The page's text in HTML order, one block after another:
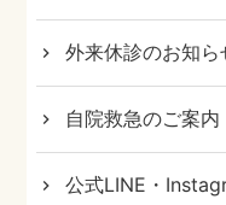
外来休診のお知ら
自院救急のご案内
公式LINE・